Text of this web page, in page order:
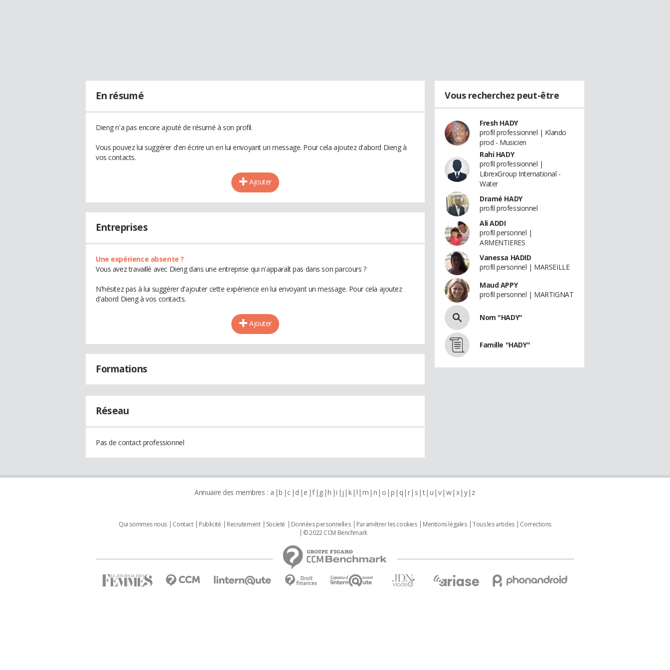
En résumé
Dieng n'a pas encore ajouté de résumé à son profil.
Vous pouvez lui suggérer d'en écrire un en lui envoyant un message. Pour cela ajoutez d'abord Dieng à
vos contacts.
Ajouter
Entreprises
Une expérience absente ?
Vous avez travaillé avec Dieng dans une entreprise qui n'apparaît pas dans son parcours ?
N'hésitez pas à lui suggérer d'ajouter cette expérience en lui envoyant un message. Pour cela ajoutez
d'abord Dieng à vos contacts.
Ajouter
Formations
Réseau
Pas de contact professionnel
Vous recherchez peut-être
Fresh HADY
profil professionnel | Klando
prod - Musicien
Rahi HADY
profil professionnel |
LibrexGroup International -
Water
Dramé HADY
profil professionnel
Ali ADDI
profil personnel |
ARMENTIERES
Vanessa HADID
profil personnel | MARSEILLE
Maud APPY
profil personnel | MARTIGNAT
Nom "HADY"
Famille "HADY"
Annuaire des membres : a b c d e f g h i j k l m n o p q r s t u v w x y z
Qui sommes nous Contact Publicité Recrutement Societé Données personnelles Paramétrer les cookies Mentions légales Tous les articles
Corrections
© 2022 CCM Benchmark